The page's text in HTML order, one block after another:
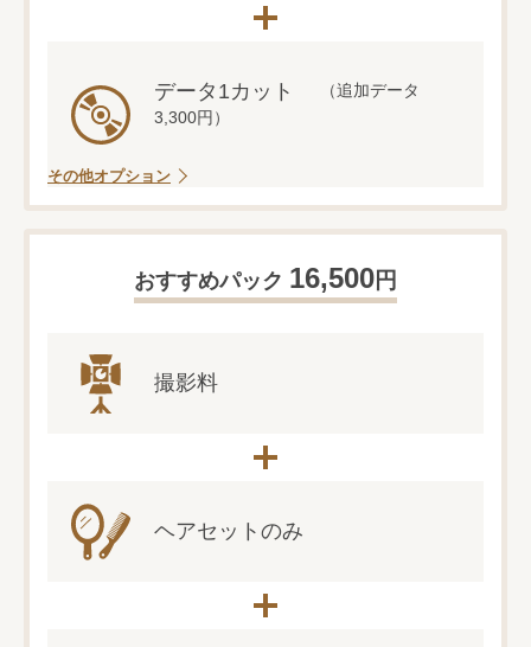
データ1カット
（追加データ
3,300円）
その他オプション
おすすめパック 16,500円
撮影料
ヘアセットのみ